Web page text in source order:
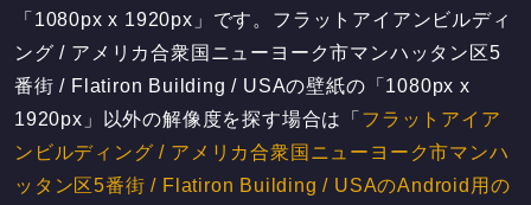
「1080px x 1920px」です。フラットアイアンビルディ
ング / アメリカ合衆国ニューヨーク市マンハッタン区5
番街 / Flatiron Building / USAの壁紙の「1080px x
1920px」以外の解像度を探す場合は「 フラットアイア
ンビルディング / アメリカ合衆国ニューヨーク市マンハ
ッタン区5番街 / Flatiron Building / USAのAndroid用の